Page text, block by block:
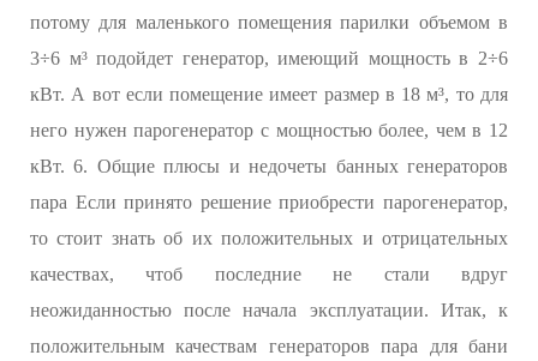
потому для маленького помещения парилки объемом в
3÷6 м³ подойдет генератор, имеющий мощность в 2÷6
кВт. А вот если помещение имеет размер в 18 м³, то для
него нужен парогенератор с мощностью более, чем в 12
кВт. 6. Общие плюсы и недочеты банных генераторов
пара Если принято решение приобрести парогенератор,
то стоит знать об их положительных и отрицательных
качествах, чтоб последние не стали вдруг
неожиданностью после начала эксплуатации. Итак, к
положительным качествам генераторов пара для бани